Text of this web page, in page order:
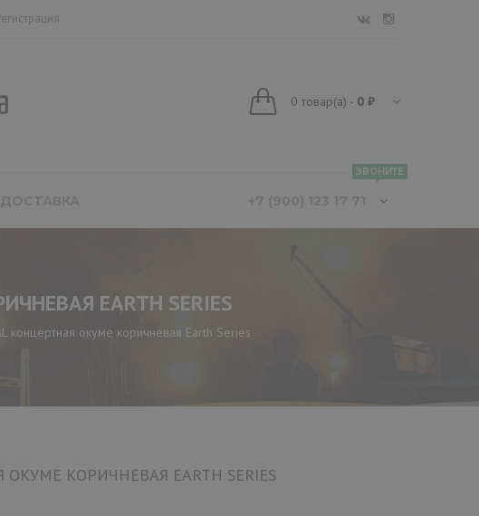
0 товар(а) - 0 ₽
ЗВОНИТЕ
EARTH SERIES
концертная окуме коричневая Earth Series
ОКУМЕ КОРИЧНЕВАЯ EARTH SERIES